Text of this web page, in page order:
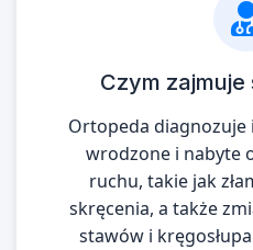
Czym
Ortopeda diagnozuje
wrodzone i nabyte
ruchu, takie jak
skręcenia, a także
stawów i